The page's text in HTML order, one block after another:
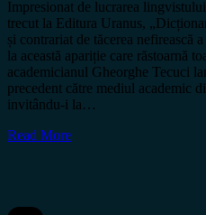
Impresionat de lucrarea
trecut la Editura Uranus,
și contrariat de tăcerea
la această apariție care răstoarnă
academicianul Gheorghe Tecuci
precedent către mediul academic
invitându-i la…
Read More